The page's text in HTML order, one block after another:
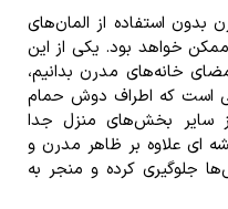
استفاده از المان‌های
خواهد بود. یکی از این
خانه‌های مدرن بدانیم،
است که اطراف دوش حمام
سایر بخش‌های منزل جدا
ای علاوه بر ظاهر مدرن و
جلوگیری کرده و منجر به